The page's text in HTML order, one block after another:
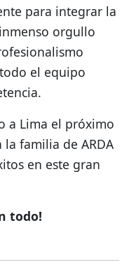
para integrar la
orgullo
el equipo
a Lima el próximo
la familia de ARDA
en este gran
todo!